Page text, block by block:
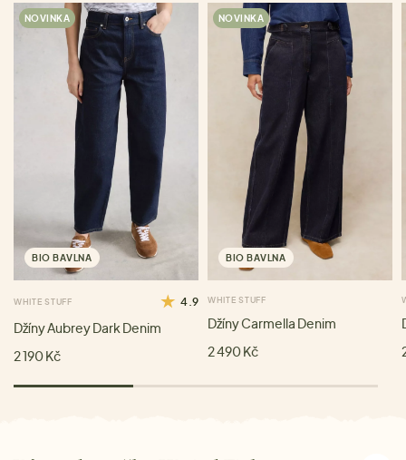
NOVINKA
BIO BAVLNA
WHITE STUFF 4.9
Džíny Aubrey Dark Denim
2 190 Kč
NOVINKA
BIO BAVLNA
WHITE STUFF
Džíny Carmella Denim
2 490 Kč